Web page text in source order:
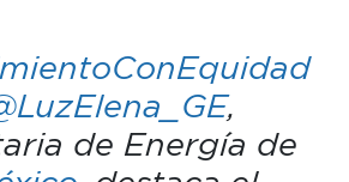
,
de Energía de